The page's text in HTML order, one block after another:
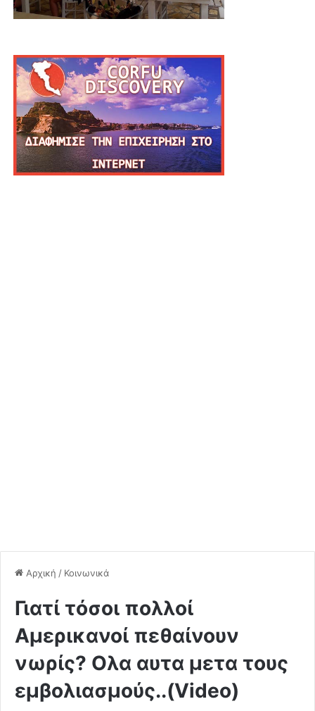
Αρχική / Κοινωνικά
Γιατί τόσοι πολλοί
Αμερικανοί πεθαίνουν
νωρίς? Ολα αυτα μετα τους
εμβολιασμούς..(Video)